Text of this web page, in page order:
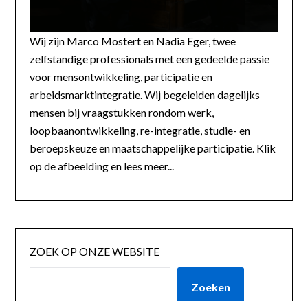
Wij zijn Marco Mostert en Nadia Eger, twee
zelfstandige professionals met een gedeelde passie
voor mensontwikkeling, participatie en
arbeidsmarktintegratie. Wij begeleiden dagelijks
mensen bij vraagstukken rondom werk,
loopbaanontwikkeling, re-integratie, studie- en
beroepskeuze en maatschappelijke participatie. Klik
op de afbeelding en lees meer...
ZOEK OP ONZE WEBSITE
Zoeken